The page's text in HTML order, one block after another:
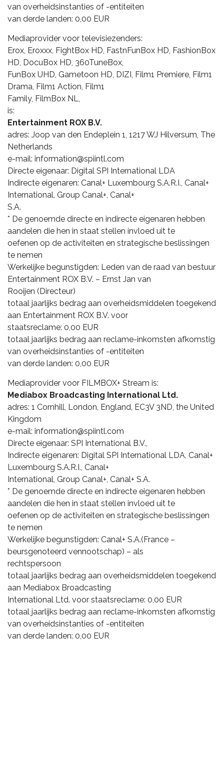
van overheidsinstanties of -entiteiten
van derde landen: 0,00 EUR
Mediaprovider voor televisiezenders:
Erox, Eroxxx, FightBox HD, FastnFunBox HD, FashionBox
HD, DocuBox HD, 360TuneBox,
FunBox UHD, Gametoon HD, DIZI, Film1 Premiere, Film1
Drama, Film1 Action, Film1
Family, FilmBox NL,
is:
Entertainment ROX B.V.
adres: Joop van den Endeplein 1, 1217 WJ Hilversum, The
Netherlands
e-mail: information@spiintl.com
Directe eigenaar: Digital SPI International LDA
Indirecte eigenaren: Canal+ Luxembourg S.A.R.I., Canal+
International, Group Canal+, Canal+
S.A.
* De genoemde directe en indirecte eigenaren hebben
aandelen die hen in staat stellen invloed uit te
oefenen op de activiteiten en strategische beslissingen
te nemen
Werkelijke begunstigden: Leden van de raad van bestuur
Entertainment ROX B.V. – Ernst Jan van
Rooijen (Directeur)
totaal jaarlijks bedrag aan overheidsmiddelen toegekend
aan Entertainment ROX B.V. voor
staatsreclame: 0,00 EUR
totaal jaarlijks bedrag aan reclame-inkomsten afkomstig
van overheidsinstanties of -entiteiten
van derde landen: 0,00 EUR
Mediaprovider voor FILMBOX+ Stream is:
Mediabox Broadcasting International Ltd.
adres: 1 Cornhill, London, England, EC3V 3ND, the United
Kingdom
e-mail: information@spiintl.com
Directe eigenaar: SPI International B.V.,
Indirecte eigenaren: Digital SPI International LDA, Canal+
Luxembourg S.A.R.I., Canal+
International, Group Canal+, Canal+ S.A.
* De genoemde directe en indirecte eigenaren hebben
aandelen die hen in staat stellen invloed uit te
oefenen op de activiteiten en strategische beslissingen
te nemen
Werkelijke begunstigden: Canal+ S.A.(France –
beursgenoteerd vennootschap) – als
rechtspersoon
totaal jaarlijks bedrag aan overheidsmiddelen toegekend
aan Mediabox Broadcasting
International Ltd. voor staatsreclame: 0,00 EUR
totaal jaarlijks bedrag aan reclame-inkomsten afkomstig
van overheidsinstanties of -entiteiten
van derde landen: 0,00 EUR